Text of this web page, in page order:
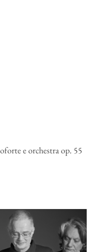
e orchestra op. 55